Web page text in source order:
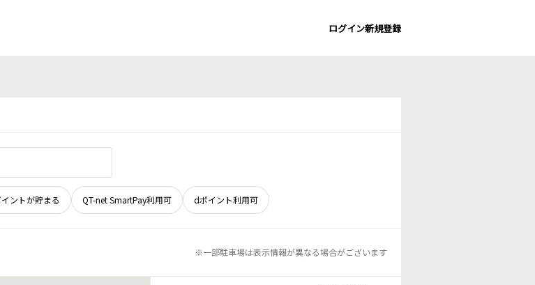
ログイン新規登録
ントが貯まる QT-net SmartPay利用可 dポイント利用可
※一部駐車場は表示情報が異なる場合がございます